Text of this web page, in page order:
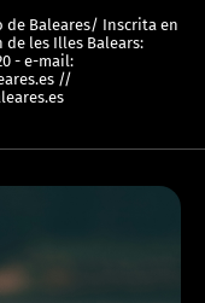
de Baleares/ Inscrita en
de les Illes Balears:
- e-mail:
//